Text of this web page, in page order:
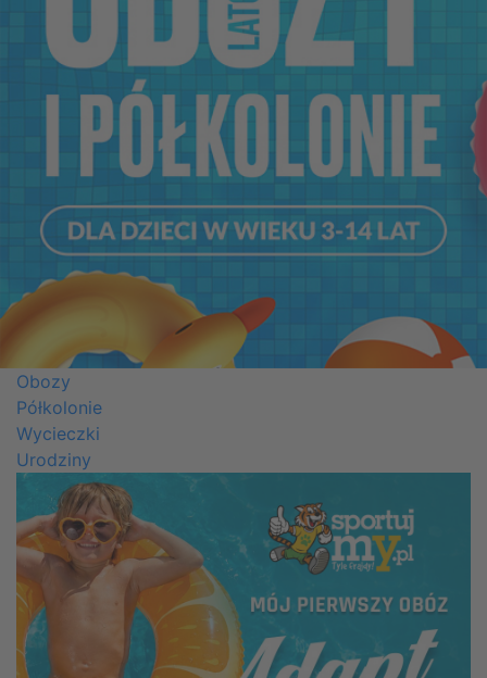
Obozy
Półkolonie
Wycieczki
Urodziny